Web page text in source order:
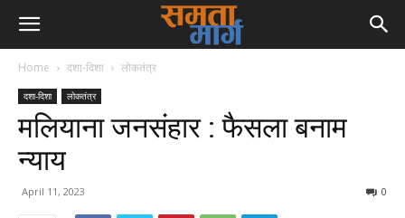
Home दशा-दिशा लोकतंत्र
दशा-दिशा लोकतंत्र
मलियाना जनसंहार : फैसला बनाम
न्याय
April 11, 2023 0